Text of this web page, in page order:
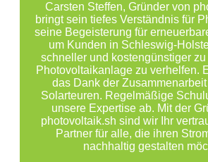
Carsten Steffen, Gründer von
bringt sein tiefes Verständnis für
seine Begeisterung für
um Kunden in Schleswig-
schneller und kostengünstiger
Photovoltaikanlage zu verhelfen.
das Dank der
Solarteuren. Regelmäßige
unsere Expertise ab. Mit der
photovoltaik.sh sind wir Ihr
Partner für alle, die ihren
nachhaltig gestalten